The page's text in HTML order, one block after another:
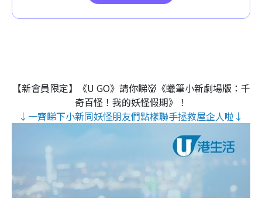
【新會員限定】《U GO》請你睇👹《蠟筆小新劇場版：千
奇百怪！我的妖怪假期》！
↓一齊睇下小新同妖怪朋友們點樣聯手拯救屋企人啦↓